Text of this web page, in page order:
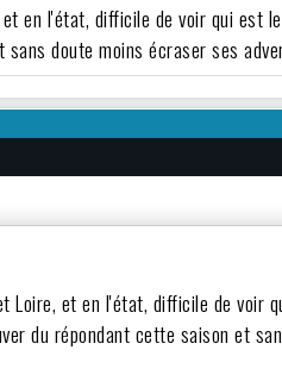
en l'état, difficile de voir qui est
doute moins écraser ses
Loire, et en l'état, difficile de voir
du répondant cette saison et